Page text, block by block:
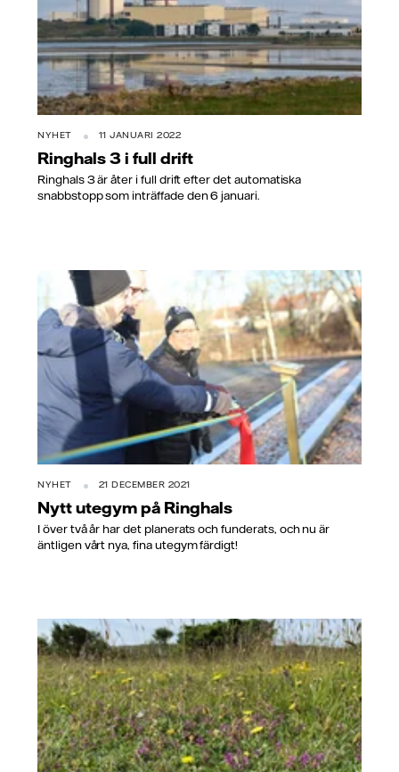
NYHET 11 JANUARI 2022
Ringhals 3 i full drift
Ringhals 3 är åter i full drift efter det automatiska
snabbstopp som inträffade den 6 januari.
NYHET 21 DECEMBER 2021
Nytt utegym på Ringhals
I över två år har det planerats och funderats, och nu är
äntligen vårt nya, fina utegym färdigt!